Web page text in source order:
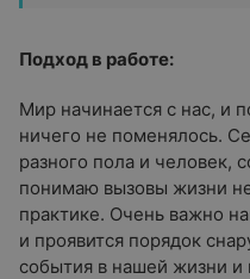
Подход в работе:
Мир начинается с нас, и
ничего не поменялось.
разного пола и человек,
понимаю вызовы жизни
практике. Очень важно
и проявится порядок
события в нашей жизни